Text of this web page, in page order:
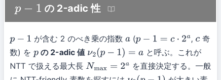
p −1 の 2-adic 性
p −1 が含む 2 のべき乗の指数 a (p −1 =c ⋅2a ,c奇
数) を pの 2-adic 値 ν2(p−1) =a
と呼ぶ。これが
NTT で扱える最大長 Nmax =2 a
を直接決定する。一般